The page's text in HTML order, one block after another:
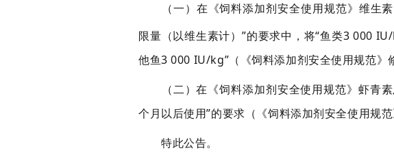
（一）在 《饲料添加剂安全使用规范》维生素
限量（以维生素计）”的要求中 ， 将“鱼类3 000
他鱼3 000 IU/kg” （《饲料添加剂安全使用规范
（二）在《饲料添加剂安全使用规范》虾青素
个月以后使用”的要求 （《饲料添加剂安全使用规
特此公告。